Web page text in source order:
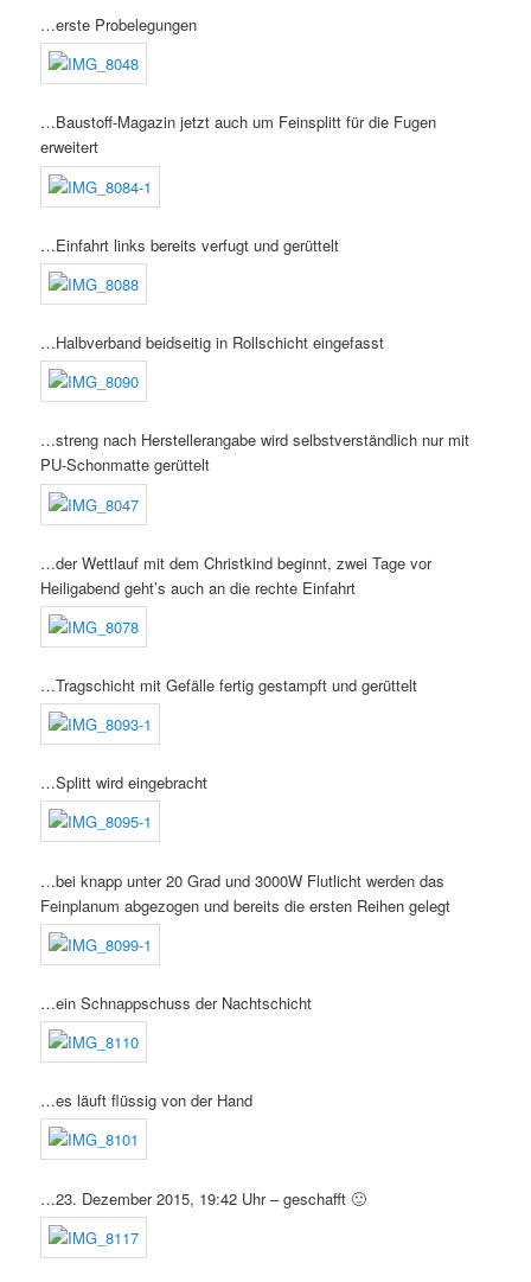
…erste Probelegungen
…Baustoff-Magazin jetzt auch um Feinsplitt für die Fugen
erweitert
…Einfahrt links bereits verfugt und gerüttelt
…Halbverband beidseitig in Rollschicht eingefasst
…streng nach Herstellerangabe wird selbstverständlich nur mit
PU-Schonmatte gerüttelt
…der Wettlauf mit dem Christkind beginnt, zwei Tage vor
Heiligabend geht’s auch an die rechte Einfahrt
…Tragschicht mit Gefälle fertig gestampft und gerüttelt
…Splitt wird eingebracht
…bei knapp unter 20 Grad und 3000W Flutlicht werden das
Feinplanum abgezogen und bereits die ersten Reihen gelegt
…ein Schnappschuss der Nachtschicht
…es läuft flüssig von der Hand
…23. Dezember 2015, 19:42 Uhr – geschafft 🙂